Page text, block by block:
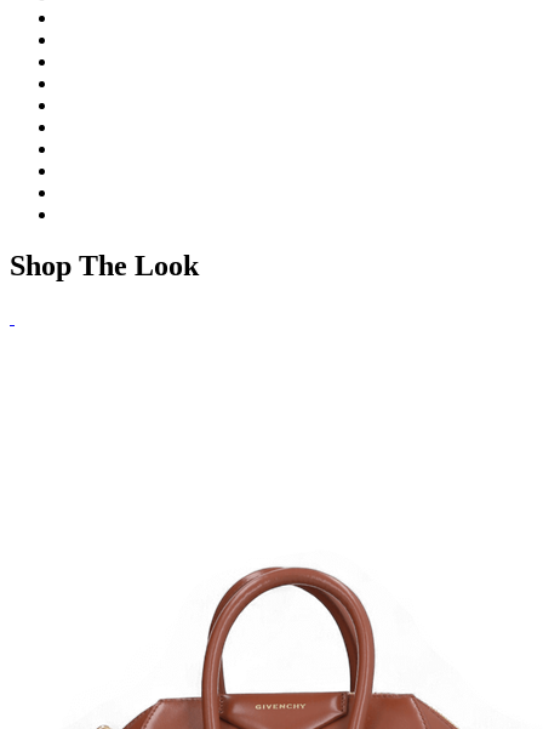
Shop The Look